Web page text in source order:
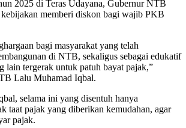
2025 di Teras Udayana, Gubernur NTB
kebijakan memberi diskon bagi wajib PKB
bagi masyarakat yang telah
di NTB, sekaligus sebagai edukatif
lain tergerak untuk patuh bayat pajak,”
Lalu Muhamad Iqbal.
selama ini yang disentuh hanya
taat pajak yang diberikan kemudahan, agar
pajak.